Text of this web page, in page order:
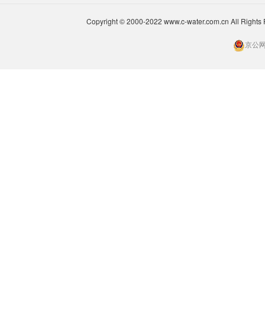
Copyright © 2000-2022 www.c-water.com.cn All
京公